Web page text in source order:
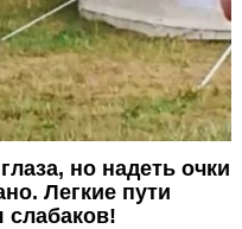
но надеть очки
Легкие пути